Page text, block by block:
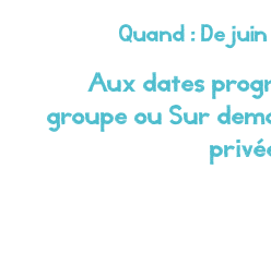
Quand : De
Aux dates
groupe ou Sur